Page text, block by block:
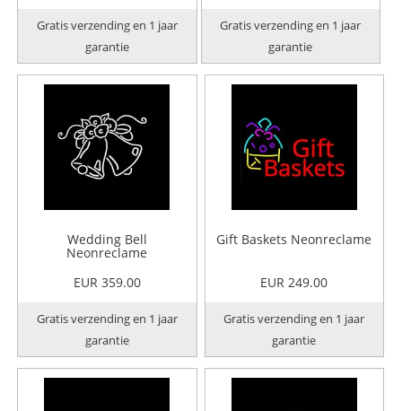
Gratis verzending en 1 jaar
garantie
Gratis verzending en 1 jaar
garantie
Wedding Bell
Neonreclame
EUR 359.00
Gratis verzending en 1 jaar
garantie
Gift Baskets Neonreclame
EUR 249.00
Gratis verzending en 1 jaar
garantie